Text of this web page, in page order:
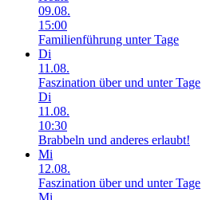
09.08.
15:00
Familienführung unter Tage
Di
11.08.
Faszination über und unter Tage
Di
11.08.
10:30
Brabbeln und anderes erlaubt!
Mi
12.08.
Faszination über und unter Tage
Mi